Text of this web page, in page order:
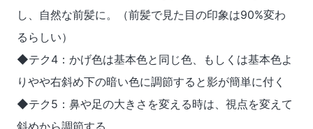
し、自然な前髪に。（前髪で見た目の印象は90%変わ
るらしい）
◆テク4：かげ色は基本色と同じ色、もしくは基本色よ
りやや右斜め下の暗い色に調節すると影が簡単に付く
◆テク5：鼻や足の大きさを変える時は、視点を変えて
斜めから調節する